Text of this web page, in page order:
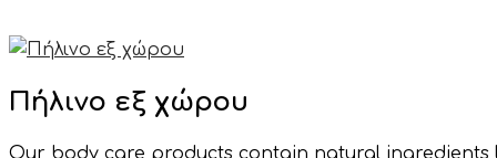
Πήλινο εξ χώρου
Our body care products contain natural ingredients